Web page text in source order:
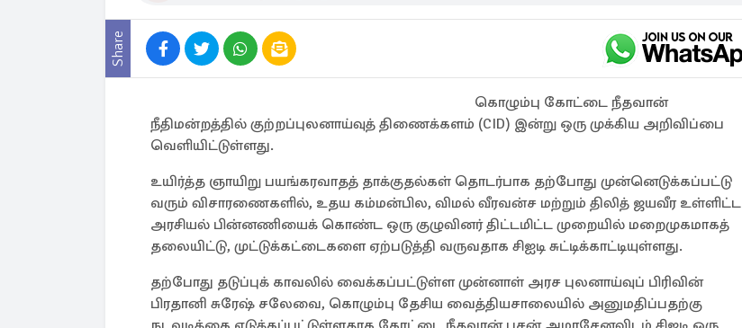
Share
கொழும்பு கோட்டை நீதவான்
நீதிமன்றத்தில் குற்றப்புலனாய்வுத் திணைக்களம் (CID) இன்று ஒரு முக்கிய அறிவிப்பை
வெளியிட்டுள்ளது.
உயிர்த்த ஞாயிறு பயங்கரவாதத் தாக்குதல்கள் தொடர்பாக தற்போது முன்னெடுக்கப்பட்டு
வரும் விசாரணைகளில், உதய கம்மன்பில, விமல் வீரவன்ச மற்றும் திலித் ஜயவீர உள்ளிட்ட
அரசியல் பின்னணியைக் கொண்ட ஒரு குழுவினர் திட்டமிட்ட முறையில் மறைமுகமாகத்
தலையிட்டு, முட்டுக்கட்டைகளை ஏற்படுத்தி வருவதாக சிஐடி சுட்டிக்காட்டியுள்ளது.
தற்போது தடுப்புக் காவலில் வைக்கப்பட்டுள்ள முன்னாள் அரச புலனாய்வுப் பிரிவின்
பிரதானி சுரேஷ் சலேவை, கொழும்பு தேசிய வைத்தியசாலையில் அனுமதிப்பதற்கு